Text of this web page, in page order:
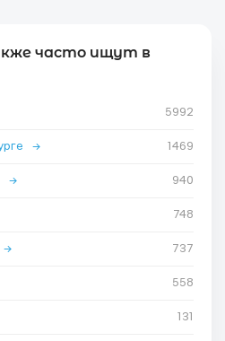
часто ищут в
5992
→ 1469
→ 940
748
→ 737
558
131